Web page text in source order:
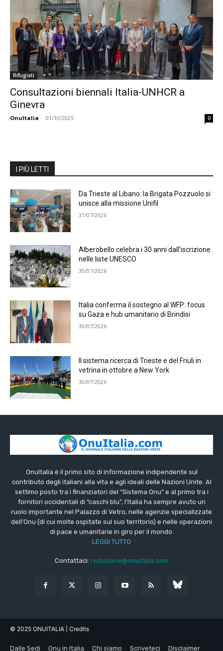
Rifugiati
Consultazioni biennali Italia-UNHCR a
Ginevra
OnuItalia - 01/10/2025 0
I PIÙ LETTI
Da Trieste al Libano: la Brigata Pozzuolo si
unisce alla missione Unifil
31/07/2026
Alberobello celebra i 30 anni dall’iscrizione
nelle liste UNESCO
30/07/2026
Italia conferma il sostegno al WFP: focus
su Gaza e hub umanitario di Brindisi
30/07/2026
Il sistema ricerca di Trieste e del Friuli in
vetrina in ottobre a New York
30/07/2026
OnuItalia è il primo sito di informazione indipendente sul
contributo degli italiani alla vita e agli ideali delle Nazioni Unite. Al
settimo posto tra i finanziatori del “Sistema Onu” e al primo tra i
fornitori occidentali di “caschi blu”, l’Italia ha sempre avuto un
ruolo importante nel Palazzo di Vetro, nelle agenzie specializzate
dell’Onu (di cui molte ospitate sul suo territorio) e nelle operazioni
di pace e umanitarie in giro per il mondo.
LEGGI TUTTO
Contattaci: redazione@onuitalia.com
© 2025 ONUITALIA | Credits
Dalle Sedi Onu in Italia Chi siamo Scriveteci Disclaimer